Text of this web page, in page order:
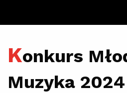
Konkurs
Muzyka 2024